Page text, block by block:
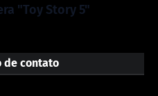
"Toy Story 5"
de contato